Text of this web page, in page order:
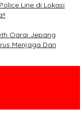
Line di Lokasi
Oarai Jepang
Menjaga Dan